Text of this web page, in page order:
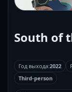
South of
Год выхода:2022
Third-person